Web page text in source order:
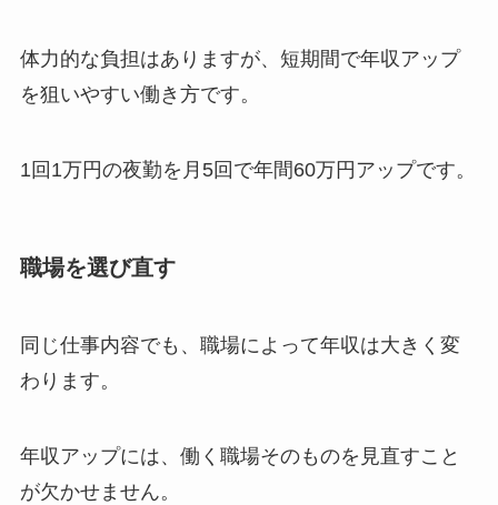
体力的な負担はありますが、短期間で年収アップ
を狙いやすい働き方です。
1回1万円の夜勤を月5回で年間60万円アップです。
職場を選び直す
同じ仕事内容でも、職場によって年収は大きく変
わります。
年収アップには、働く職場そのものを見直すこと
が欠かせません。